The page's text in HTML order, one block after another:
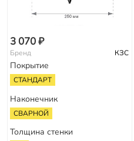
3 070 ₽
Бренд КЗС
Покрытие
СТАНДАРТ
Наконечник
СВАРНОЙ
Толщина стенки